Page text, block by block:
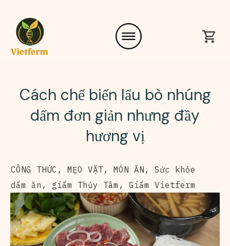
Cách chế biến lẩu bò nhúng
dấm đơn giản nhưng đầy
hương vị
CÔNG THỨC , MẸO VẶT, MÓN ĂN , Sức khỏe
dấm ăn , giấm Thủy Tâm , Giấm Vietferm